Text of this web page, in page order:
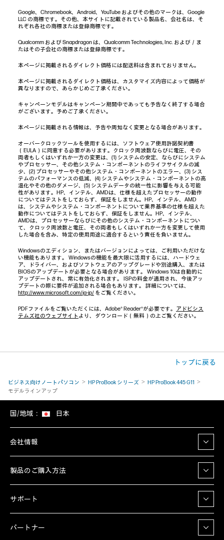
Google、Chromebook、Android、YouTube およびその他のマークは、Google
LLC の商標です。その他、本サイトに記載されている製品名、会社名は、そ
れぞれ各社の商標または登録商標です。
Qualcomm および Snapdragon は、Qualcomm Technologies, Inc. および／ま
たはその子会社の商標または登録商標です。
本ページに掲載されるダイレクト価格には配送料は含まれておりません。
本ページに掲載されるダイレクト価格は、カスタマイズ内容によって価格が
異なりますので、あらかじめご了承ください。
キャンペーンモデルはキャンペーン期間中であっても予告なく終了する場合
がございます。予めご了承ください。
本ページに掲載される情報は、予告や周知なく変更となる場合があります。
オーバークロックツールを使用するには、ソフトウェア使用許諾契約書
（EULA）に同意する必要があります。クロック周波数ならびに電圧、その
両者もしくはいずれか一方の変更は、(1) システムの安定、ならびにシステム
やプロセッサー、その他システム・コンポーネントのライフサイクルの減
少、(2) プロセッサーやその他システム・コンポーネントのエラー、(3) シス
テムのパフォーマンスの低減、(4) システムやシステム・コンポーネントの高
温化やその他のダメージ、(5) システムデータの統一性に影響を与える可能
性があります。HP、インテル、AMDは、仕様を超えたプロセッサーの動作
についてはテストをしておらず、保証をしません。HP、インテル、AMD
は、システムやシステム・コンポーネントについて業界基準の仕様を超えた
動作についてはテストをしておらず、保証をしません。HP、インテル、
AMDは、プロセッサーならびにその他のシステム・コンポーネントについ
て、クロック周波数と電圧、その両者もしくはいずれか一方を変更して使用
した場合を含み、特定の使用用途に適合するという責任を負いません。
Windowsのエディション、またはバージョンによっては、ご利用いただけな
い機能もあります。 Windowsの機能を最大限に活用するには、ハードウェ
ア、ドライバー、およびソフトウェアのアップグレードや別途購入、または
BIOSのアップデートが必要となる場合があります。 Windows 10は自動的に
アップデートされ、常に有効化されます。 ISPの料金が適用され、今後アッ
プデートの際に要件が追加される場合もあります。 詳細については、
http://www.microsoft.com/ja-jp/ をご覧ください。
PDFファイルをご覧いただくには、Adobe® Reader®が必要です。 アドビシス
テムズ社のウェブサイト より、ダウンロード（無料）の上ご覧ください。
トップに戻る
ビジネス向けノートパソコン HP ProBook シリーズ
HP ProBook 445 G11
モデルラインアップ
国/地域： 日本
会社情報
製品のご購入方法
サポート
パートナー